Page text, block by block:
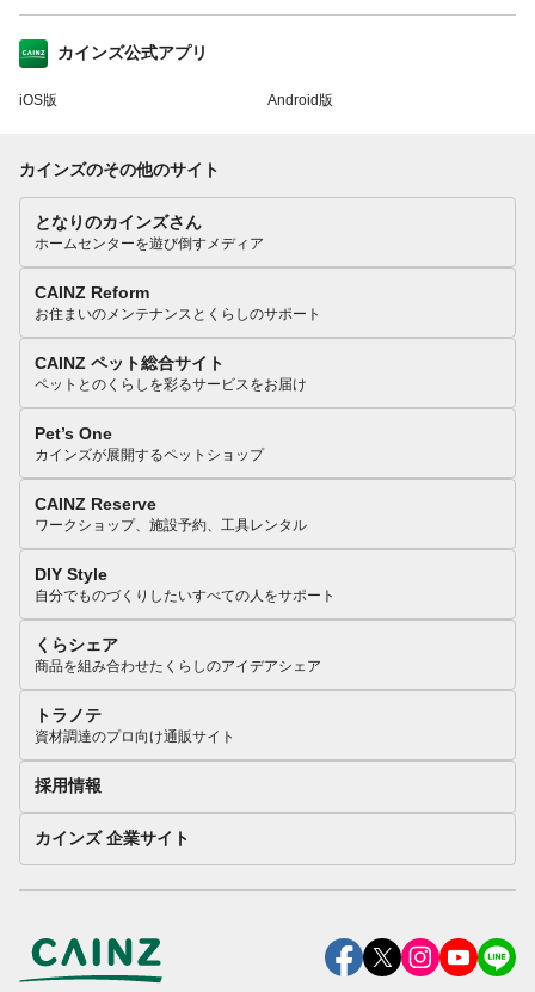
カインズ公式アプリ
iOS版 Android版
カインズのその他のサイト
となりのカインズさん
ホームセンターを遊び倒すメディア
CAINZ Reform
お住まいのメンテナンスとくらしのサポート
CAINZ ペット総合サイト
ペットとのくらしを彩るサービスをお届け
Pet’s One
カインズが展開するペットショップ
CAINZ Reserve
ワークショップ、施設予約、工具レンタル
DIY Style
自分でものづくりしたいすべての人をサポート
くらシェア
商品を組み合わせたくらしのアイデアシェア
トラノテ
資材調達のプロ向け通販サイト
採用情報
カインズ 企業サイト